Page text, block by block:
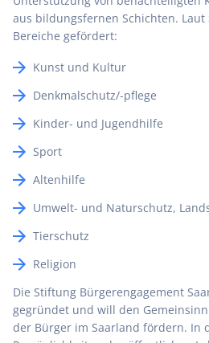
aus bildungsfernen Schichten.
Bereiche gefördert:
Kunst und Kultur
Denkmalschutz/-pflege
Kinder- und Jugendhilfe
Sport
Altenhilfe
Umwelt- und Naturschutz,
Tierschutz
Religion
Die Stiftung Bürgerengagement
gegründet und will den
der Bürger im Saarland fördern. In